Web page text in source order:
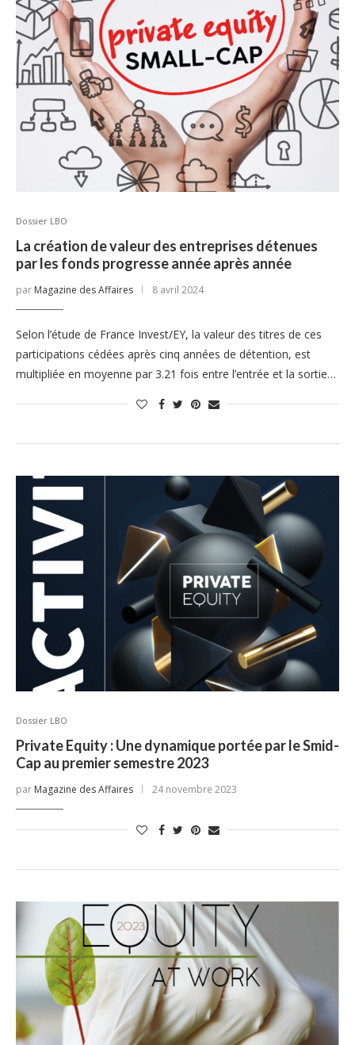
Dossier LBO
La création de valeur des entreprises détenues
par les fonds progresse année après année
par Magazine des Affaires 8 avril 2024
Selon l’étude de France Invest/EY, la valeur des titres de ces
participations cédées après cinq années de détention, est
multipliée en moyenne par 3.21 fois entre l’entrée et la sortie…
Dossier LBO
Private Equity : Une dynamique portée par le Smid-
Cap au premier semestre 2023
par Magazine des Affaires 24 novembre 2023